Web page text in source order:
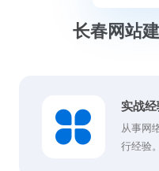
长春网站
实战
从事网
行经验。